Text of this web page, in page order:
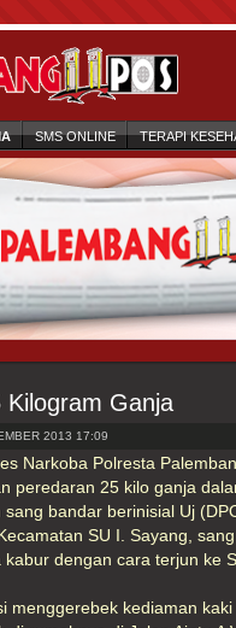
SMS ONLINE TERAPI
Kilogram Ganja
2013 17:09
Narkoba Polresta
peredaran 25 kilo ganja
bandar berinisial Uj
SU I. Sayang,
dengan cara terjun ke
menggerebek kediaman